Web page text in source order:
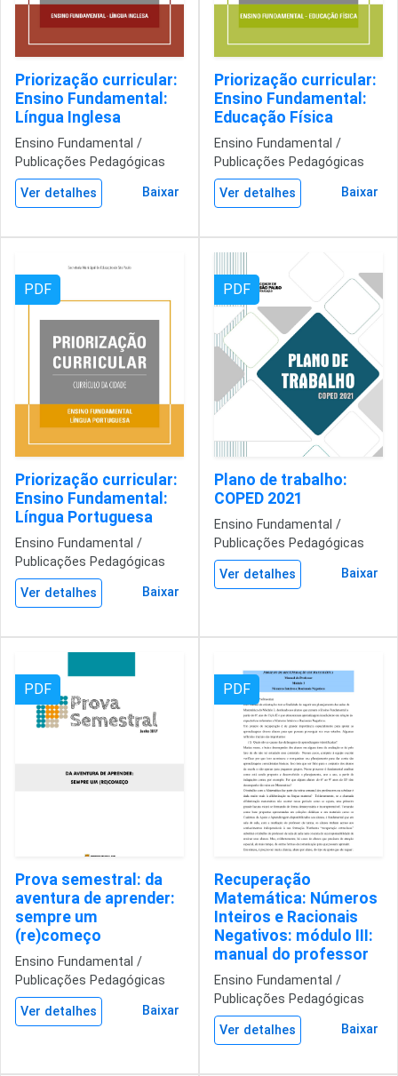
Priorização curricular:
Ensino Fundamental:
Língua Inglesa
Ensino Fundamental /
Publicações Pedagógicas
Ver detalhes Baixar
Priorização curricular:
Ensino Fundamental:
Educação Física
Ensino Fundamental /
Publicações Pedagógicas
Ver detalhes Baixar
PDF
Priorização curricular:
Ensino Fundamental:
Língua Portuguesa
Ensino Fundamental /
Publicações Pedagógicas
Ver detalhes Baixar
PDF
Plano de trabalho:
COPED 2021
Ensino Fundamental /
Publicações Pedagógicas
Ver detalhes Baixar
PDF
Prova semestral: da
aventura de aprender:
sempre um
(re)começo
Ensino Fundamental /
Publicações Pedagógicas
Ver detalhes Baixar
PDF
Recuperação
Matemática: Números
Inteiros e Racionais
Negativos: módulo III:
manual do professor
Ensino Fundamental /
Publicações Pedagógicas
Ver detalhes Baixar